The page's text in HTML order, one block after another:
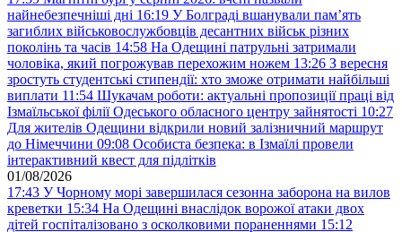
найнебезпечніші дні 16:19 У Болграді вшанували пам’ять
загиблих військовослужбовців десантних військ різних
поколінь та часів 14:58 На Одещині патрульні затримали
чоловіка, який погрожував перехожим ножем 13:26 З вересня
зростуть студентські стипендії: хто зможе отримати найбільші
виплати 11:54 Шукачам роботи: актуальні пропозиції праці від
Ізмаїльської філії Одеського обласного центру зайнятості 10:27
Для жителів Одещини відкрили новий залізничний маршрут
до Німеччини 09:08 Особиста безпека: в Ізмаїлі провели
інтерактивний квест для підлітків
01/08/2026
17:43 У Чорному морі завершилася сезонна заборона на вилов
креветки 15:34 На Одещині внаслідок ворожої атаки двох
дітей госпіталізовано з осколковими пораненнями 15:12